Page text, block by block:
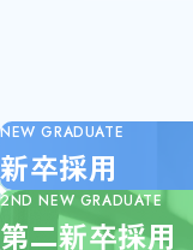
NEW GRADUATE
新卒採用
2ND NEW GRADUATE
第二新卒採用